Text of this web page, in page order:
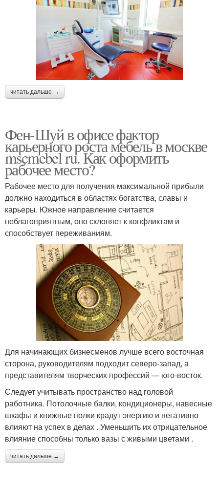
читать дальше →
Фен-Шуй в офисе фактор
карьерного роста мебель в москве
mscmebel ru. Как оформить
рабочее место?
Рабочее место для получения максимальной прибыли
должно находиться в областях богатства, славы и
карьеры. Южное направление считается
неблагоприятным, оно склоняет к конфликтам и
способствует переживаниям.
Для начинающих бизнесменов лучше всего восточная
сторона, руководителям подходит северо-запад, а
представителям творческих профессий — юго-восток.
Следует учитывать пространство над головой
работника. Потолочные балки, кондиционеры, навесные
шкафы и книжные полки крадут энергию и негативно
влияют на успех в делах . Уменьшить их отрицательное
влияние способны только вазы с живыми цветами .
читать дальше →